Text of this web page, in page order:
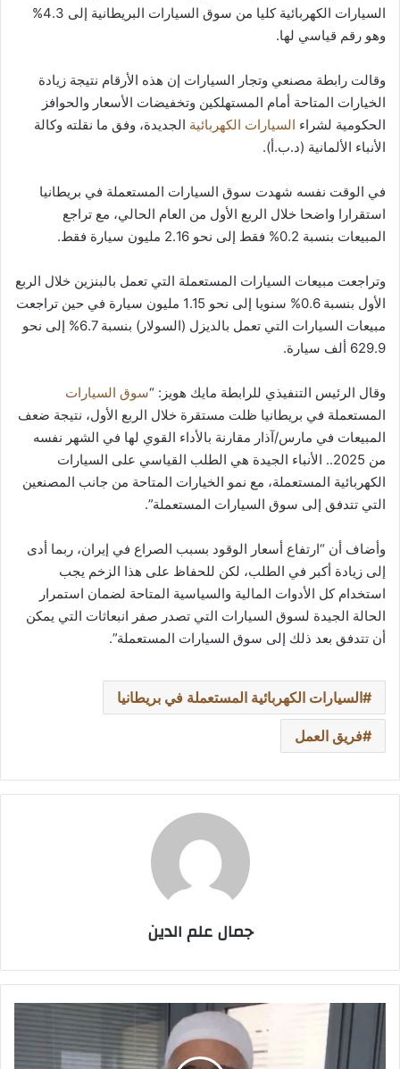
السيارات الكهربائية كليا من سوق السيارات البريطانية إلى 4.3%
وهو رقم قياسي لها.
وقالت رابطة مصنعي وتجار السيارات إن هذه الأرقام نتيجة زيادة
الخيارات المتاحة أمام المستهلكين وتخفيضات الأسعار والحوافز
الحكومية لشراء السيارات الكهربائية الجديدة، وفق ما نقلته وكالة
الأنباء الألمانية (د.ب.أ).
في الوقت نفسه شهدت سوق السيارات المستعملة في بريطانيا
استقرارا واضحا خلال الربع الأول من العام الحالي، مع تراجع
المبيعات بنسبة 0.2% فقط إلى نحو 2.16 مليون سيارة فقط.
وتراجعت مبيعات السيارات المستعملة التي تعمل بالبنزين خلال الربع
الأول بنسبة 0.6% سنويا إلى نحو 1.15 مليون سيارة في حين تراجعت
مبيعات السيارات التي تعمل بالديزل (السولار) بنسبة 6.7% إلى نحو
629.9 ألف سيارة.
وقال الرئيس التنفيذي للرابطة مايك هويز: “سوق السيارات
المستعملة في بريطانيا ظلت مستقرة خلال الربع الأول، نتيجة ضعف
المبيعات في مارس/آذار مقارنة بالأداء القوي لها في الشهر نفسه
من 2025.. الأنباء الجيدة هي الطلب القياسي على السيارات
الكهربائية المستعملة، مع نمو الخيارات المتاحة من جانب المصنعين
التي تتدفق إلى سوق السيارات المستعملة”.
وأضاف أن “ارتفاع أسعار الوقود بسبب الصراع في إيران، ربما أدى
إلى زيادة أكبر في الطلب، لكن للحفاظ على هذا الزخم يجب
استخدام كل الأدوات المالية والسياسية المتاحة لضمان استمرار
الحالة الجيدة لسوق السيارات التي تصدر صفر انبعاثات التي يمكن
أن تتدفق بعد ذلك إلى سوق السيارات المستعملة”.
السيارات الكهربائية المستعملة في بريطانيا
فريق العمل
جمال علم الدين
نجل
الفنان
عبد